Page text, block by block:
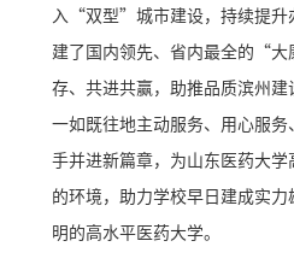
入“双型”城市建设，持续提升
建了国内领先、省内最全的“
存、共进共赢，助推品质滨州
一如既往地主动服务、用心服
手并进新篇章，为山东医药大
的环境，助力学校早日建成实
明的高水平医药大学。